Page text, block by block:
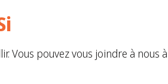
Vous pouvez vous joindre à